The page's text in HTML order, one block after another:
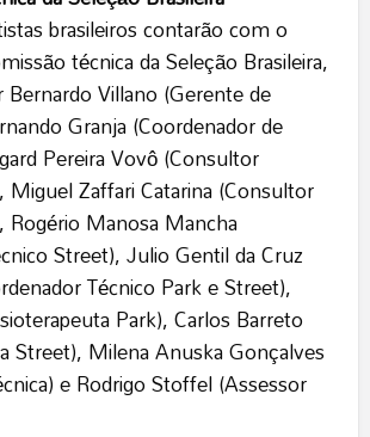
brasileiros contarão com o
técnica da Seleção Brasileira,
Villano (Gerente de
Granja (Coordenador de
Pereira Vovô (Consultor
Miguel Zaffari Catarina (Consultor
Rogério Manosa Mancha
Street), Julio Gentil da Cruz
Técnico Park e Street),
Park), Carlos Barreto
Street), Milena Anuska Gonçalves
e Rodrigo Stoffel (Assessor